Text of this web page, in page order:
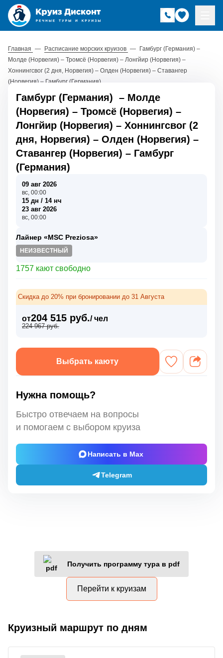
Главная — Расписание морских круизов — Гамбург (Германия) –
Молде (Норвегия) – Тромсё (Норвегия) – Лонгйир (Норвегия) –
Хоннингсвог (2 дня, Норвегия) – Олден (Норвегия) – Ставангер
(Норвегия) – Гамбург (Германия)
Гамбург (Германия) – Молде
(Норвегия) – Тромсё (Норвегия) –
Лонгйир (Норвегия) – Хоннингсвог (2
дня, Норвегия) – Олден (Норвегия) –
Ставангер (Норвегия) – Гамбург
(Германия)
09 авг 2026
вс, 00:00
15 дн / 14 нч
23 авг 2026
вс, 00:00
Лайнер «MSC Preziosa»
НЕИЗВЕСТНЫЙ
1757 кают свободно
Скидка до 20% при бронировании до 31 Августа
от204 515 руб./ чел
224 967 руб.
Выбрать каюту
Нужна помощь?
Быстро отвечаем на вопросы
и помогаем с выбором круиза
Написать в Max
Telegram
Получить программу тура в pdf
Перейти к круизам
Круизный маршрут по дням